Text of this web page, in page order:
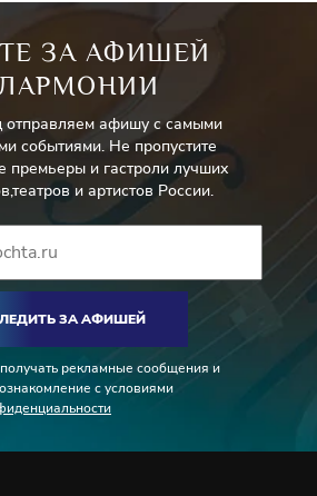
ЗА АФИШЕЙ
отправляем афишу с самыми
событиями. Не пропустите
премьеры и гастроли лучших
и артистов России.
ЗА АФИШЕЙ
получать рекламные сообщения и
с условиями